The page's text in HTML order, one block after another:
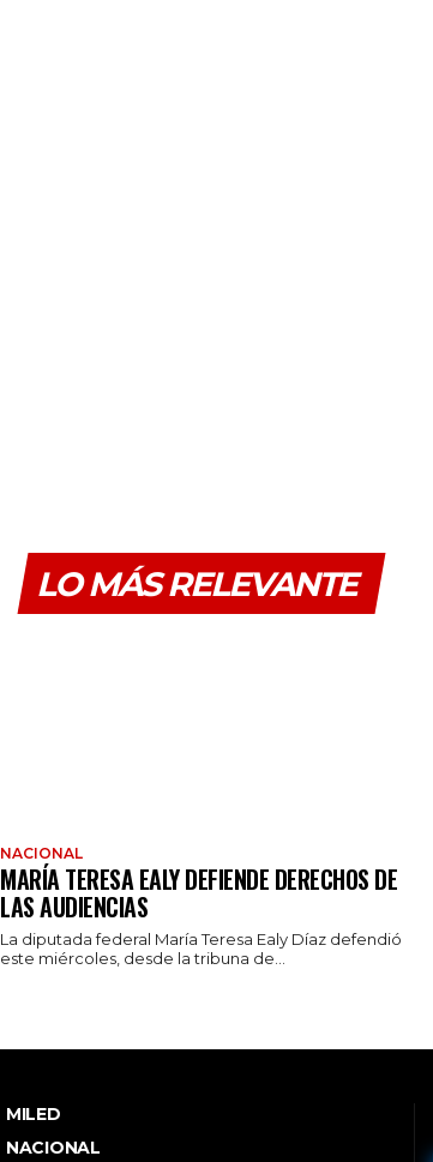
LO MÁS RELEVANTE
NACIONAL
MARÍA TERESA EALY DEFIENDE DERECHOS DE
LAS AUDIENCIAS
La diputada federal María Teresa Ealy Díaz defendió
este miércoles, desde la tribuna de...
MILED
NACIONAL